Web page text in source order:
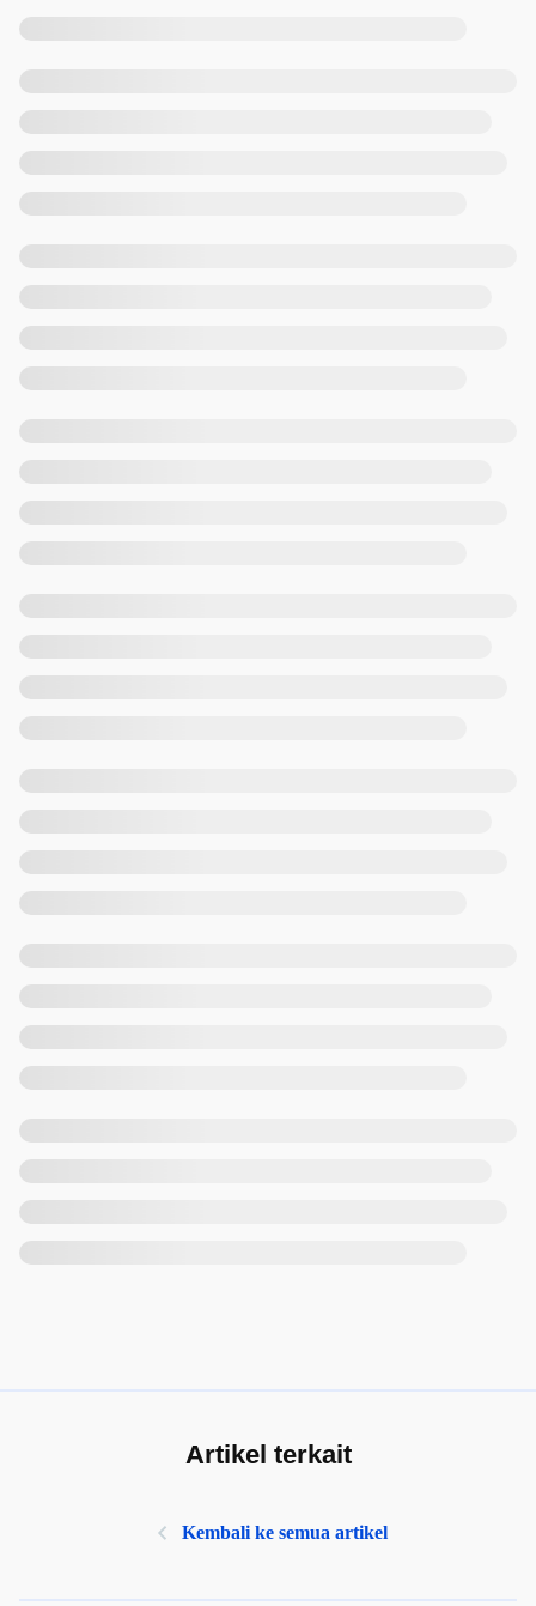
Artikel terkait
Kembali ke semua artikel